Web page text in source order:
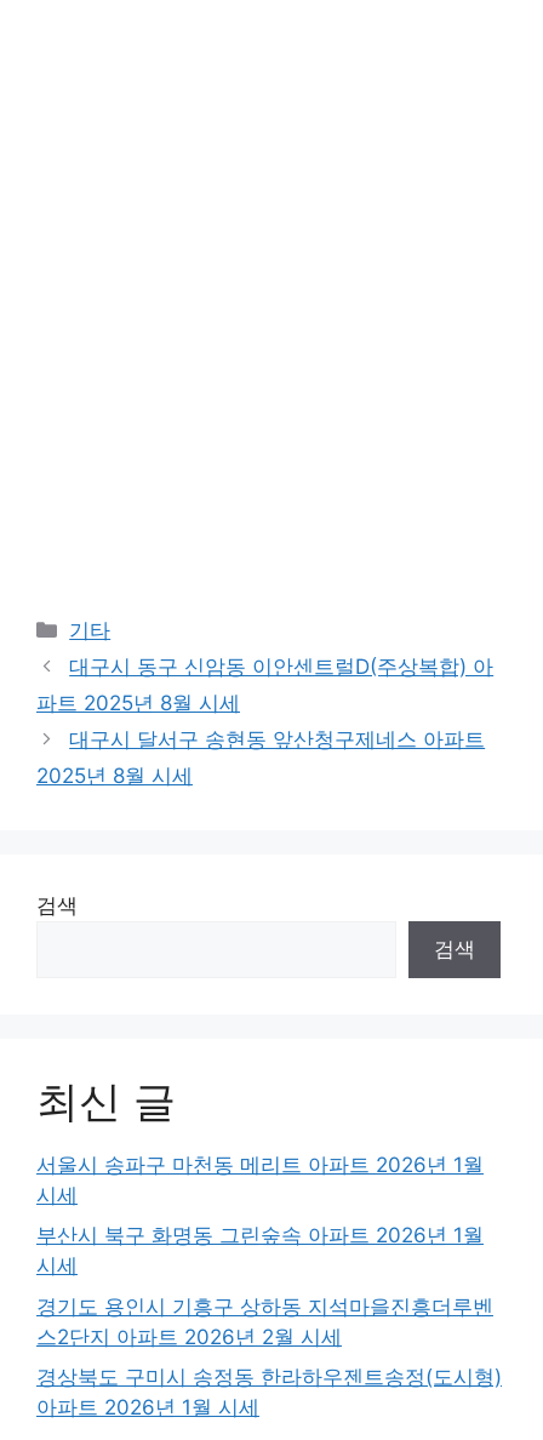
Categories
기타
대구시 동구 신암동 이안센트럴D(주상복합) 아
파트 2025년 8월 시세
대구시 달서구 송현동 앞산청구제네스 아파트
2025년 8월 시세
검색
검색
최신 글
서울시 송파구 마천동 메리트 아파트 2026년 1월
시세
부산시 북구 화명동 그린숲속 아파트 2026년 1월
시세
경기도 용인시 기흥구 상하동 지석마을진흥더루벤
스2단지 아파트 2026년 2월 시세
경상북도 구미시 송정동 한라하우젠트송정(도시형)
아파트 2026년 1월 시세